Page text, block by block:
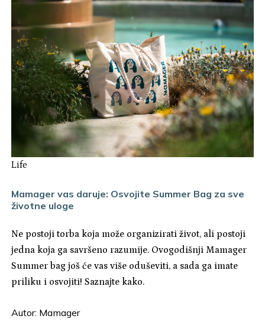
Life
Mamager vas daruje: Osvojite Summer Bag za sve
životne uloge
Ne postoji torba koja može organizirati život, ali postoji
jedna koja ga savršeno razumije. Ovogodišnji Mamager
Summer bag još će vas više oduševiti, a sada ga imate
priliku i osvojiti! Saznajte kako.
Autor: Mamager